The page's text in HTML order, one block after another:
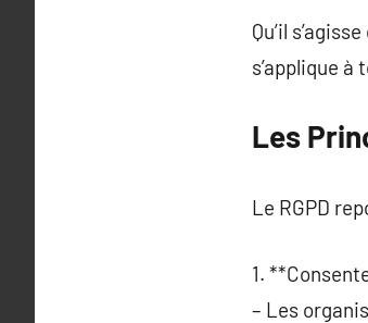
Qu’il
s’applique
Les
Le RGPD
1.
– Les